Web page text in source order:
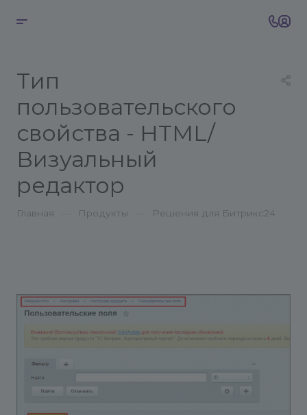
Тип
пользовательского
свойства - HTML/
Визуальный
редактор
Главная Продукты Решения для Битрикс24